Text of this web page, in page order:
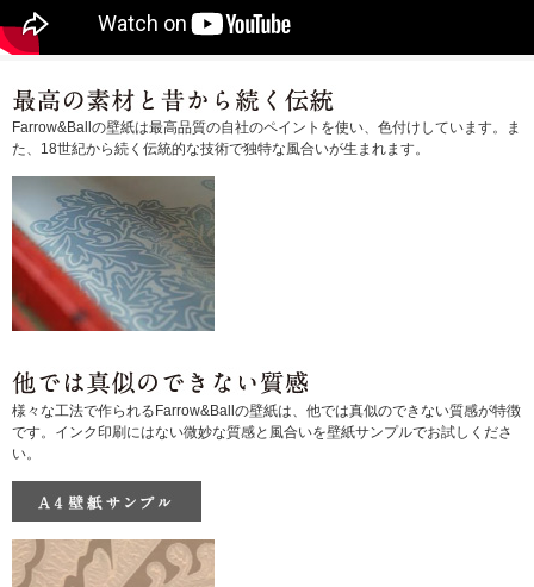
Farrow&Ballの壁紙は最高品質の自社のペイントを使い、色付けしています。ま
た、18世紀から続く伝統的な技術で独特な風合いが生まれます。
様々な工法で作られるFarrow&Ballの壁紙は、他では真似のできない質感が特徴
です。インク印刷にはない微妙な質感と風合いを壁紙サンプルでお試しくださ
い。